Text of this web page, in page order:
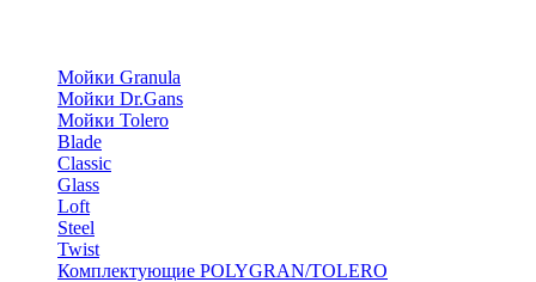
Мойки Granula
Мойки Dr.Gans
Мойки Tolero
Blade
Classic
Glass
Loft
Steel
Twist
Комплектующие POLYGRAN/TOLERO